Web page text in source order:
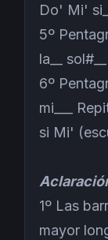
Do' Mi'
5º
la__
6º
mi___
si Mi'
1º Las
mayor